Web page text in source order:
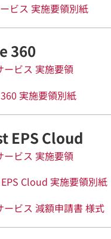
ビス 実施要領別紙
360
ービス 実施要領
実施要領別紙
EPS Cloud
ービス 実施要領
Cloud 実施要領別紙
ービス 減額申請書 様式